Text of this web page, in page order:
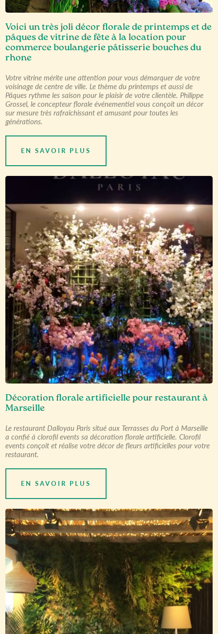
Voici un très joli décor florale de printemps et de
pâques de vitrine de fête à la location pour
commerce boulangerie pâtisserie bouches du
rhone
Votre vitrine mérite une attention pour vous démarquer de votre
voisinage de centre de ville. Le thème du printemps et aussi de
Pâques rythme les saison pour le plaisir de votre clientèle. Philippe
Grossel, le concepteur florale événementiel vous conçoit un décor
sur mesure très rafraîchissant et amusant pour toutes les
générations.
EN SAVOIR PLUS
Décoration florale artificielle pour restaurant à
Marseille
Le restaurant Dalloyau Paris situé aux Terrasses du Port à Marseille
a confié à clorofil events sa décoration florale artificielle. Clorofil
events conçoit et réalise votre décor de fleurs artificielles pour votre
restaurant.
EN SAVOIR PLUS